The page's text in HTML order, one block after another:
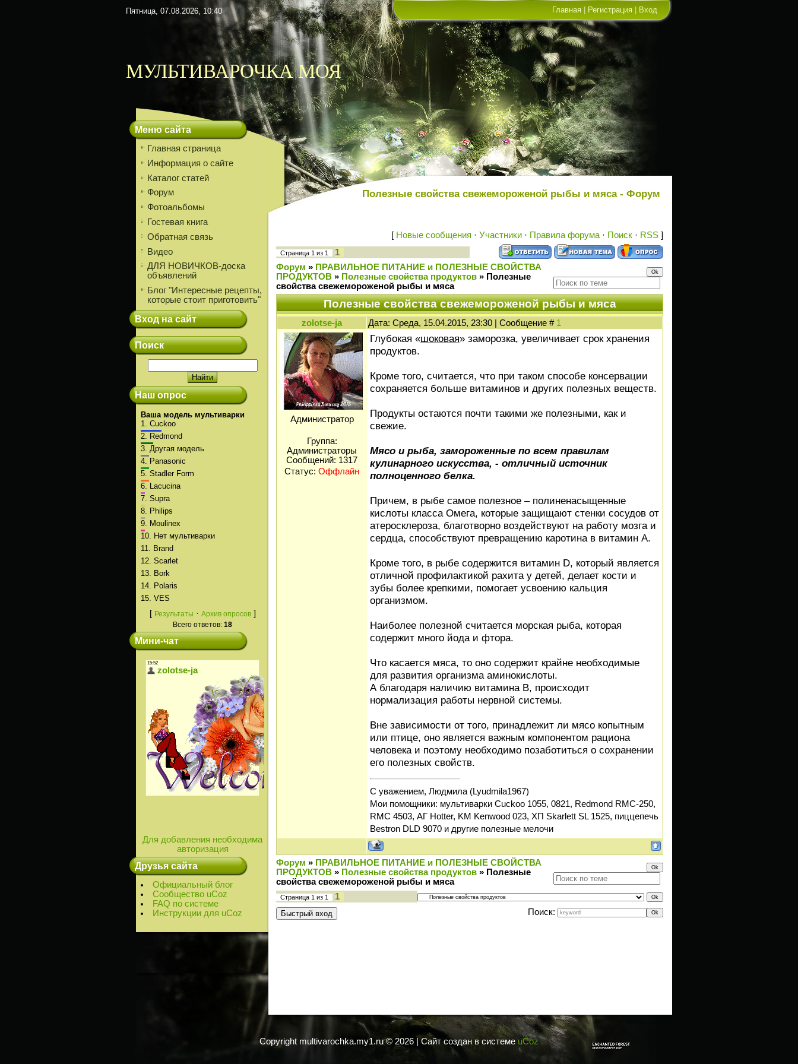
Пятница, 07.08.2026, 10:40 Главная Регистрация Вход
МУЛЬТИВАРОЧКА МОЯ
Меню сайта
Главная страница
Информация о сайте
Каталог статей
Форум
Фотоальбомы
Гостевая книга
Обратная связь
Видео
ДЛЯ НОВИЧКОВ-доска
объявлений
Блог "Интересные рецепты,
которые стоит приготовить"
Вход на сайт
Поиск
Наш опрос
Ваша модель мультиварки
1. Cuckoo
2.
Redmond
3. Другая модель
4.
Panasonic
5. Stadler Form
6.
Lacucina
7. Supra
8.
Philips
9.
Moulinex
10.
Нет мультиварки
11.
Brand
12. Scarlet
13.
Bork
14.
Polaris
15. VES
[ Результаты · Архив опросов]
Всего ответов: 18
Мини-чат
Для добавления необходима
авторизация
Друзья сайта
Официальный блог
Сообщество uCoz
FAQ по системе
Инструкции для uCoz
Полезные свойства свежемороженой рыбы и мяса - Форум
[ Новые сообщения · Участники · Правила форума · Поиск · RSS ]
Страница 1 из 1
1
Форум » ПРАВИЛЬНОЕ ПИТАНИЕ и ПОЛЕЗНЫЕ СВОЙСТВА
ПРОДУКТОВ » Полезные свойства продуктов » Полезные
свойства свежемороженой рыбы и мяса
Полезные свойства свежемороженой рыбы и мяса
zolotse-ja Дата: Среда, 15.04.2015, 23:30 | Сообщение # 1
Администратор
Группа:
Администраторы
Сообщений: 1317
Статус: Оффлайн
Глубокая «шоковая» заморозка, увеличивает срок хранения
продуктов.
Кроме того, считается, что при таком способе консервации
сохраняется больше витаминов и других полезных веществ.
Продукты остаются почти такими же полезными, как и
свежие.
Мясо и рыба, замороженные по всем правилам
кулинарного искусства, - отличный источник
полноценного белка.
Причем, в рыбе самое полезное – полиненасыщенные
кислоты класса Омега, которые защищают стенки сосудов от
атеросклероза, благотворно воздействуют на работу мозга и
сердца, способствуют превращению каротина в витамин А.
Кроме того, в рыбе содержится витамин D, который является
отличной профилактикой рахита у детей, делает кости и
зубы более крепкими, помогает усвоению кальция
организмом.
Наиболее полезной считается морская рыба, которая
содержит много йода и фтора.
Что касается мяса, то оно содержит крайне необходимые
для развития организма аминокислоты.
А благодаря наличию витамина В, происходит
нормализация работы нервной системы.
Вне зависимости от того, принадлежит ли мясо копытным
или птице, оно является важным компонентом рациона
человека и поэтому необходимо позаботиться о сохранении
его полезных свойств.
С уважением, Людмила (Lyudmila1967)
Мои помощники: мультиварки Cuckoo 1055, 0821, Redmond RMC-250,
RMC 4503, АГ Hotter, KM Kenwood 023, ХП Skarlett SL 1525, пиццепечь
Bestron DLD 9070 и другие полезные мелочи
Форум » ПРАВИЛЬНОЕ ПИТАНИЕ и ПОЛЕЗНЫЕ СВОЙСТВА
ПРОДУКТОВ » Полезные свойства продуктов » Полезные
свойства свежемороженой рыбы и мяса
Страница 1 из 1
1
Поиск:
Copyright multivarochka.my1.ru © 2026 |Сайт создан в системеuCoz